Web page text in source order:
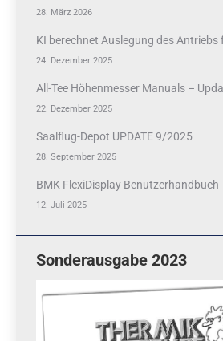
28. März 2026
KI berechnet Auslegung des Antriebs
24. Dezember 2025
All-Tee Höhenmesser Manuals –
22. Dezember 2025
Saalflug-Depot UPDATE 9/2025
28. September 2025
BMK FlexiDisplay Benutzerhandbuch
12. Juli 2025
Sonderausgabe 2023